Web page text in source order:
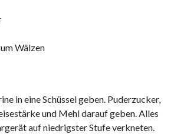
Wälzen
in eine Schüssel geben. Puderzucker,
und Mehl darauf geben. Alles
auf niedrigster Stufe verkneten.